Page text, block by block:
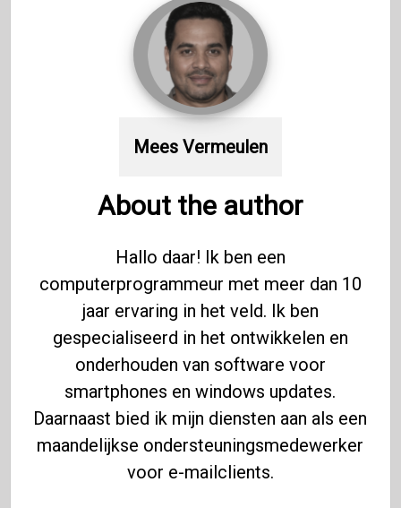
Mees Vermeulen
About the author
Hallo daar! Ik ben een
computerprogrammeur met meer dan 10
jaar ervaring in het veld. Ik ben
gespecialiseerd in het ontwikkelen en
onderhouden van software voor
smartphones en windows updates.
Daarnaast bied ik mijn diensten aan als een
maandelijkse ondersteuningsmedewerker
voor e-mailclients.